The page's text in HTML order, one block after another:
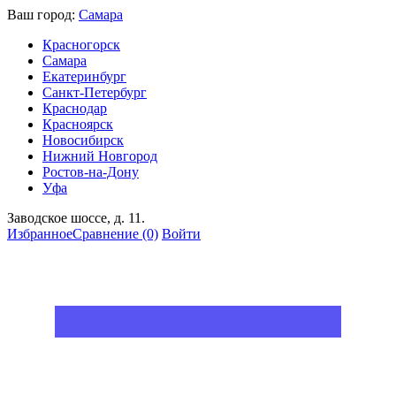
Ваш город: Самара
Красногорск
Самара
Екатеринбург
Санкт-Петербург
Краснодар
Красноярск
Новосибирск
Нижний Новгород
Ростов-на-Дону
Уфа
Заводское шоссе, д. 11.
ИзбранноеСравнение (0) Войти